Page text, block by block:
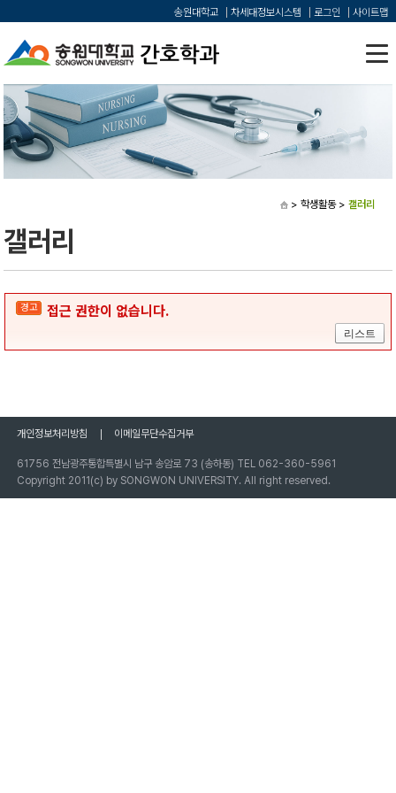
송원대학교 차세대정보시스템 로그인 사이트맵
> 학생활동> 갤러리
갤러리
경고 접근 권한이 없습니다.
리스트
개인정보처리방침 이메일무단수집거부
61756 전남광주통합특별시 남구 송암로 73 (송하동) TEL 062-360-5961
Copyright 2011(c) by SONGWON UNIVERSITY. All right reserved.